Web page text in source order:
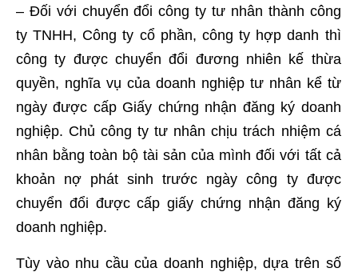
– Đối với chuyển đổi công ty tư nhân thành công
ty TNHH, Công ty cổ phần, công ty hợp danh thì
công ty được chuyển đổi đương nhiên kế thừa
quyền, nghĩa vụ của doanh nghiệp tư nhân kể từ
ngày được cấp Giấy chứng nhận đăng ký doanh
nghiệp. Chủ công ty tư nhân chịu trách nhiệm cá
nhân bằng toàn bộ tài sản của mình đối với tất cả
khoản nợ phát sinh trước ngày công ty được
chuyển đổi được cấp giấy chứng nhận đăng ký
doanh nghiệp.
Tùy vào nhu cầu của doanh nghiệp, dựa trên số